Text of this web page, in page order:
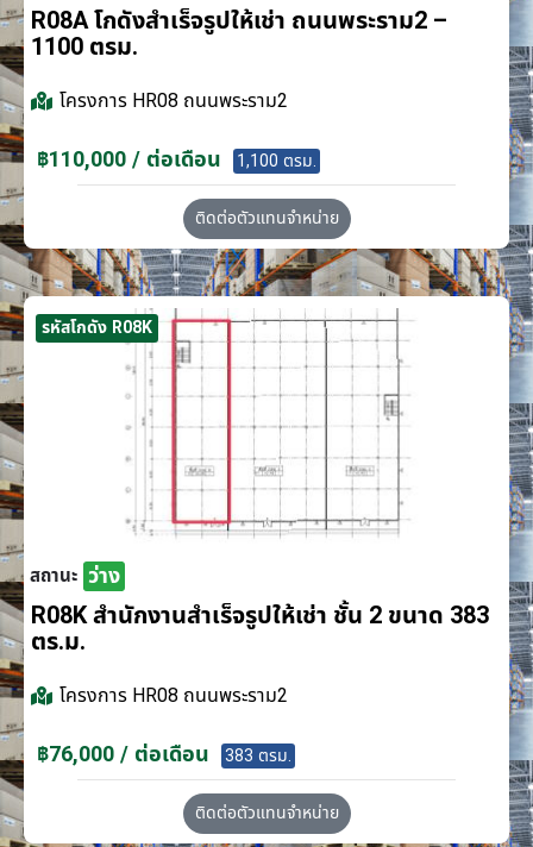
R08A โกดังสำเร็จรูปให้เช่า ถนนพระราม2 –
1100 ตรม.
โครงการ HR08 ถนนพระราม2
฿110,000 / ต่อเดือน 1,100 ตรม.
ติดต่อตัวแทนจำหน่าย
รหัสโกดัง R08K
สถานะ ว่าง
R08K สำนักงานสำเร็จรูปให้เช่า ชั้น 2 ขนาด 383
ตร.ม.
โครงการ HR08 ถนนพระราม2
฿76,000 / ต่อเดือน 383 ตรม.
ติดต่อตัวแทนจำหน่าย